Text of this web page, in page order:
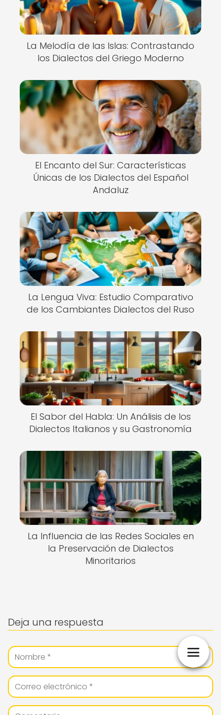
La Melodía de las Islas: Contrastando
los Dialectos del Griego Moderno
El Encanto del Sur: Características
Únicas de los Dialectos del Español
Andaluz
La Lengua Viva: Estudio Comparativo
de los Cambiantes Dialectos del Ruso
El Sabor del Habla: Un Análisis de los
Dialectos Italianos y su Gastronomía
La Influencia de las Redes Sociales en
la Preservación de Dialectos
Minoritarios
Deja una respuesta